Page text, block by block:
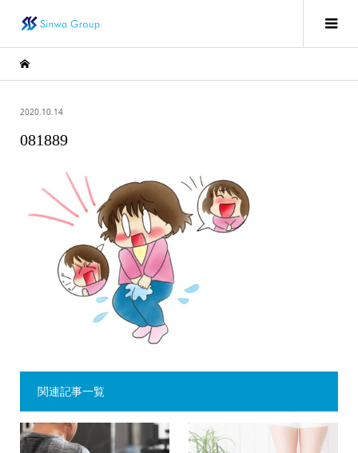
2020.10.14
081889
関連記事一覧